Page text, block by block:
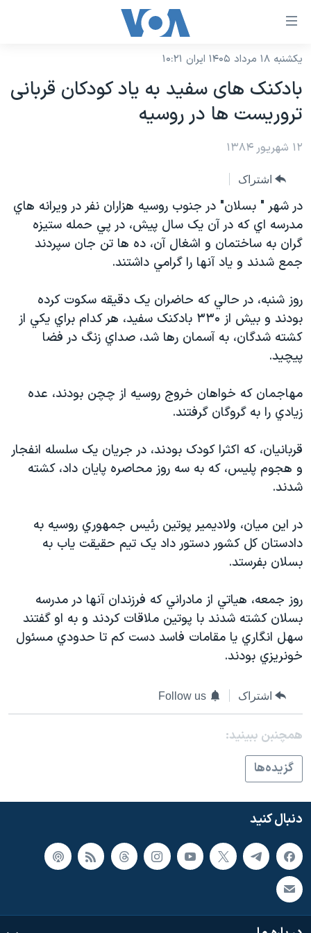
لینکهای
دسترسی
جهش
محتوای
اصلی
صفحه
اصلی
جهش
جستجو
نسخه سبک وب‌سایت
موضوع ها
ایران
آمریکا
جهان
ورزشی
گزیده‌ها
ویدیوها
فرهنگ و زندگی
علم و فناوری
اسرائیل در جنگ
گالری عکس
آرشیو پخش زنده
برنامه های تلویزیونی
جدول برنامه ها
صفحه‌های ویژه
جام جهانی ۲۰۲۶
عملیات خشم حماسی
بایگانی برنامه‌های تلویزیونی
مستندها
رمز مهسا
ورزش زنان در ایران
اعتراضات زن، زندگی، آزادی
مجموعه مستندهای دادخواهی
دادگاه حمید نوری
چهل سال گروگان‌گیری
اعتراضات مردمی آبان ۹۸
اسرائیل در جنگ
نرگس محمدی برنده جایزه نوبل صلح
صفحه‌های ویژه
فرکانس‌های صدای آمریکا
پخش رادیویی
دنبال کنید
زبانهای مختلف
یکشنبه ۱۸ مرداد ۱۴۰۵ ایران ۱۰:۲۱
بادکنک های سفيد به ياد کودکان قربانی
تروريست ها در روسيه
۱۲ شهریور ۱۳۸۴
اشتراک
در شهر " بسلان" در جنوب روسيه هزاران نفر در ويرانه هاي
مدرسه اي که در آن يک سال پيش، در پي حمله ستيزه
گران به ساختمان و اشغال آن، ده ها تن جان سپردند
جمع شدند و ياد آنها را گرامي داشتند.
روز شنبه، در حالي که حاضران يک دقيقه سکوت کرده
بودند و بيش از ۳۳۰ بادکنک سفيد، هر کدام براي يکي از
کشته شدگان، به آسمان رها شد، صداي زنگ در فضا
پيچيد.
مهاجمان که خواهان خروج روسيه از چچن بودند، عده
زيادي را به گروگان گرفتند.
قربانيان، که اکثرا کودک بودند، در جريان يک سلسله انفجار
و هجوم پليس، که به سه روز محاصره پايان داد، کشته
شدند.
در اين ميان، ولاديمير پوتين رئيس جمهوري روسيه به
دادستان کل کشور دستور داد يک تيم حقيقت ياب به
بسلان بفرستد.
روز جمعه، هياتي از مادراني که فرزندان آنها در مدرسه
بسلان کشته شدند با پوتين ملاقات کردند و به او گفتند
سهل انگاري يا مقامات فاسد دست کم تا حدودي مسئول
خونريزي بودند.
اشتراک Follow us
همچنبن ببینید:
گزيده‌ها
دنبال کنید